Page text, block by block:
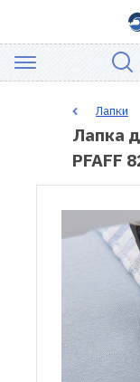
ШВЕЙНЕ
ОБЛАДНАННЯ
ЗАПЧАСТИНИ
ШВЕЙНІ
АКСЕСУАРИ
Лапки
Лапка
PFAFF